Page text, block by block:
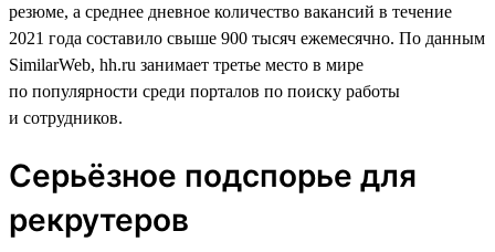
резюме, а среднее дневное количество вакансий в течение
2021 года составило свыше 900 тысяч ежемесячно. По данным
SimilarWeb, hh.ru занимает третье место в мире
по популярности среди порталов по поиску работы
и сотрудников.
Серьёзное подспорье для
рекрутеров